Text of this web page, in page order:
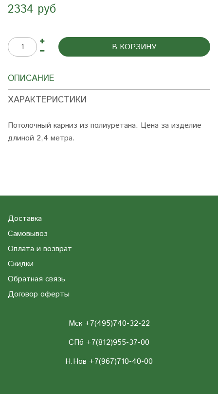
2334 руб
В КОРЗИНУ
ОПИСАНИЕ
ХАРАКТЕРИСТИКИ
Потолочный карниз из полиуретана. Цена за изделие
длиной 2,4 метра.
Доставка
Самовывоз
Оплата и возврат
Скидки
Обратная связь
Договор оферты
Мск +7(495)740-32-22
СПб +7(812)955-37-00
Н.Нов +7(967)710-40-00